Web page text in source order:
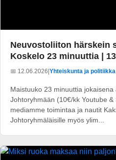
Neuvostoliiton härskein
Koskelo 23 minuuttia |
📅 12.06.2026|Yhteiskunta ja politiikka
Maistuuko 23 minuuttia
Johtoryhmään (10€/kk Youtube
mediamme toimintaa ja nautit
Johtoryhmäläisille myös ylim...